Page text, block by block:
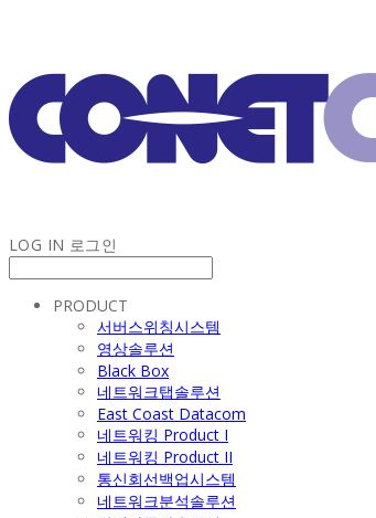
LOG IN 로그인
PRODUCT
서버스위칭시스템
영상솔루션
Black Box
네트워크탭솔루션
East Coast Datacom
네트워킹 Product I
네트워킹 Product II
통신회선백업시스템
네트워크분석솔루션